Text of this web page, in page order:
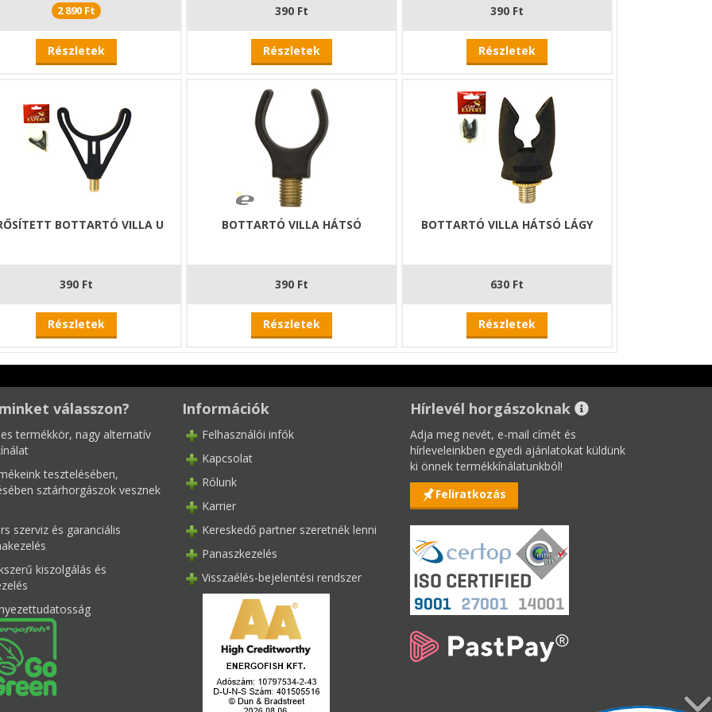
2 890 Ft
Részletek
390 Ft
Részletek
390 Ft
Részletek
BOTTARTÓ VILLA U
390 Ft
Részletek
BOTTARTÓ VILLA HÁTSÓ
390 Ft
Részletek
BOTTARTÓ VILLA HÁTSÓ LÁGY
630 Ft
Részletek
válasszon?
termékkör, nagy alternatív
tesztelésében,
sztárhorgászok vesznek
szerviz és garanciális
kiszolgálás és
Információk
Felhasználói infók
Kapcsolat
Rólunk
Karrier
Kereskedő partner szeretnék lenni
Panaszkezelés
Visszaélés-bejelentési rendszer
Hírlevél horgászoknak
Adja meg nevét, e-mail címét és
hírleveleinkben egyedi ajánlatokat küldünk
ki önnek termékkínálatunkból!
Feliratkozás